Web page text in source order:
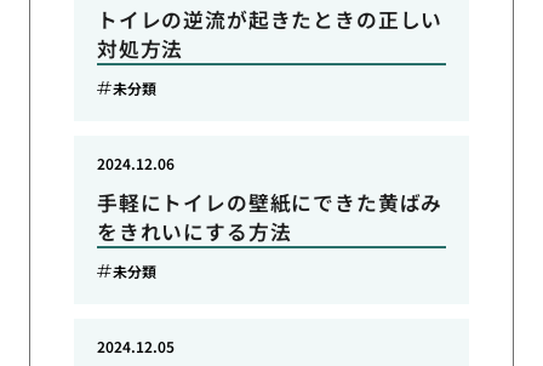
トイレの逆流が起きたときの正しい
対処方法
未分類
手軽にトイレの壁紙にできた黄ばみ
をきれいにする方法
2024.12.06
未分類
2024.12.05